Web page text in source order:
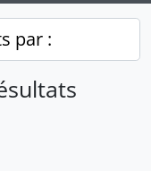
par :